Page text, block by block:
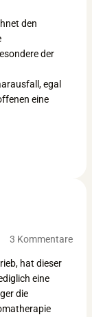
den
der
egal
eine
3 Kommentare
hat dieser
eine
die